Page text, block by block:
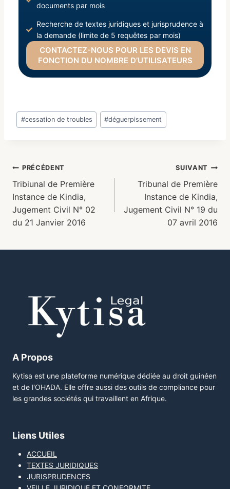
documents par mois
Recherche de textes juridiques et jurisprudence à
la demande (limite de 5 requêtes par mois)
CONTACTEZ-NOUS POUR LES DEVIS EN
FONCTION DU NOMBRE D’UTILISATEURS
#cessation de troubles #déguerpissement
PRÉCÉDENT
Tribiunal de Première
Instance de Kindia,
Jugement Civil N° 02
du 21 Janvier 2016
SUIVANT
Tribunal de Première
Instance de Kindia,
Jugement Civil N° 19 du
07 avril 2016
A Propos
Kytisa est une plateforme numérique dédiée au droit guinéen
et de l'OHADA. Elle offre aussi des outils de compliance pour
les grandes sociétés qui travaillent en Afrique.
Liens Utiles
ACCUEIL
TEXTES JURIDIQUES
JURISPRUDENCES